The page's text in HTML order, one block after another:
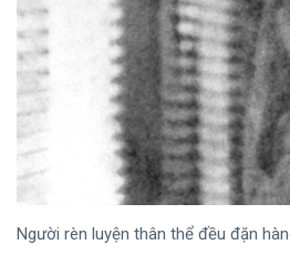
Người rèn luyện thân thể đều đặn